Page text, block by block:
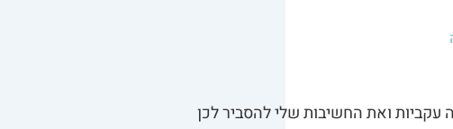
ואת החשיבות שלי להסביר לכן